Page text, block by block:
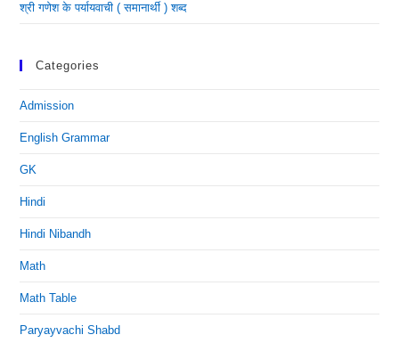
श्री गणेश के पर्यायवाची ( समानार्थी ) शब्द
Categories
Admission
English Grammar
GK
Hindi
Hindi Nibandh
Math
Math Table
Paryayvachi Shabd